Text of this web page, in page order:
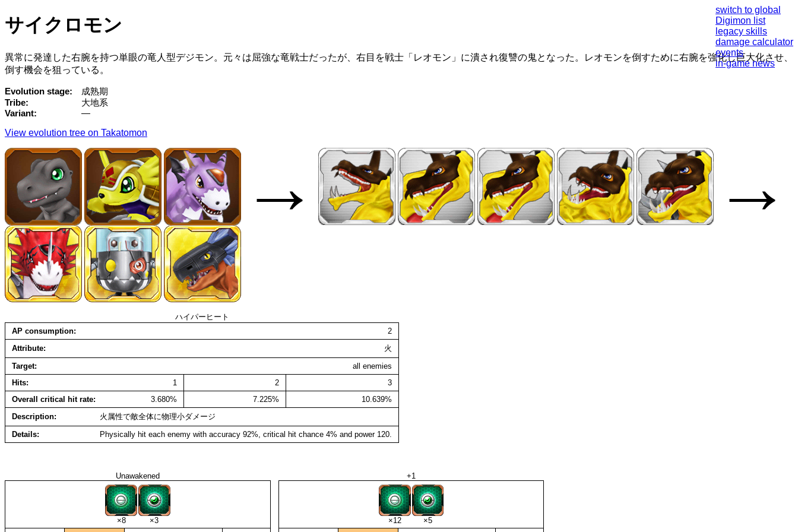
switch to global
Digimon list
legacy skills
damage calculator
events
in-game news
サイクロモン
異常に発達した右腕を持つ単眼の竜人型デジモン。元々は屈強な竜戦士だったが、右目を戦士「レオモン」に潰され復讐の鬼となった。レオモンを倒すために右腕を強化し巨大化させ、
倒す機会を狙っている。
Evolution stage
成熟期
Tribe
大地系
Variant
—
View evolution tree on Takatomon
→ →
ハイパーヒート
AP consumption
2
Attribute
火
Target
all enemies
Hits
1 2
3
Overall critical hit rate
3.680% 7.225%
10.639%
Description
火属性で敵全体に物理小ダメージ
Details
Physically hit each enemy with accuracy 92%, critical hit chance 4% and power 120.
Unawakened
×8
×3
+1
×12
×5